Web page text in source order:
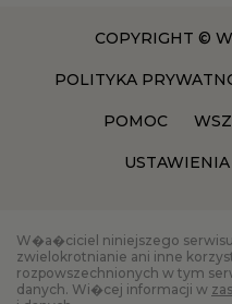
COPYRIGHT ©
POLITYKA
POMOC
W�a�ciciel niniejszego
zwielokrotnianie ani inne
rozpowszechnionych w tym
danych. Wi�cej informacji w